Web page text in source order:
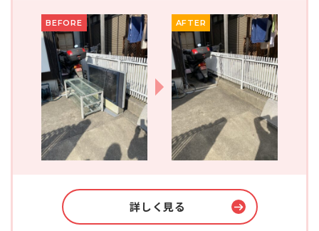
BEFORE AFTER
詳しく見る